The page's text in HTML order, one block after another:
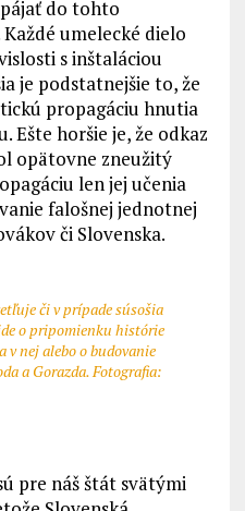
do tohto
umelecké dielo
s inštaláciou
je podstatnejšie to, že
propagáciu hnutia
Ešte horšie je, že odkaz
opätovne zneužitý
len jej učenia
falošnej jednotnej
či Slovenska.
či v prípade súsošia
o pripomienku histórie
v nej alebo o budovanie
a Gorazda. Fotografia:
pre náš štát svätými